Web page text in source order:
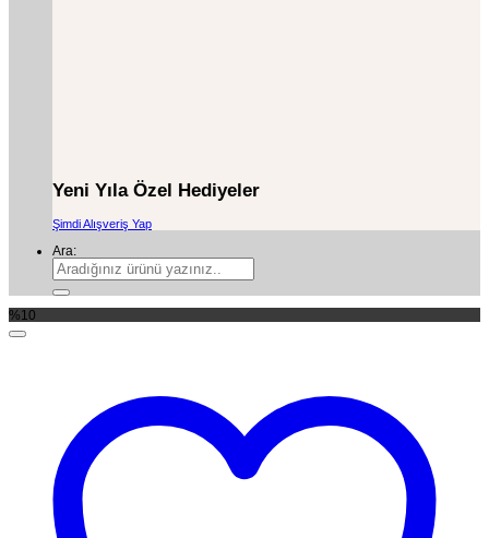
Yeni Yıla Özel Hediyeler
Şimdi Alışveriş Yap
Ara:
%10